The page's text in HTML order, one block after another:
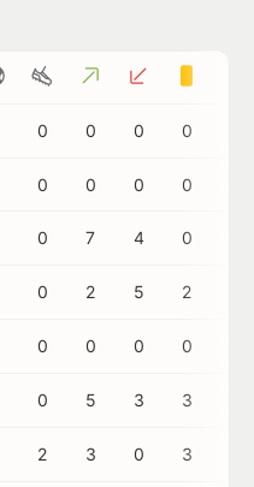
0 0 0 0
0 0 0 0
0 7 4 0
0 2 5 2
0 0 0 0
0 5 3 3
2 3 0 3